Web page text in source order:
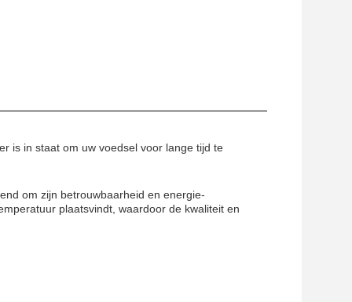
is in staat om uw voedsel voor lange tijd te
om zijn betrouwbaarheid en energie-
plaatsvindt, waardoor de kwaliteit en